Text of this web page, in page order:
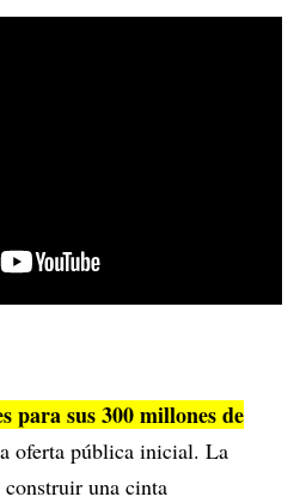
para sus 300 millones de
oferta pública inicial. La
construir una cinta